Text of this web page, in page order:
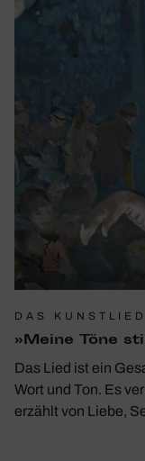
DAS KUNSTLIED
»Meine Töne
Das Lied ist ein
Wort und Ton. Es
erzählt von Liebe,